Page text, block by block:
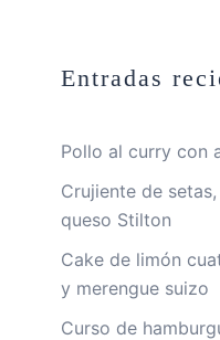
Entradas
Pollo al curry con
Crujiente de
queso Stilton
Cake de limón
y merengue suizo
Curso de